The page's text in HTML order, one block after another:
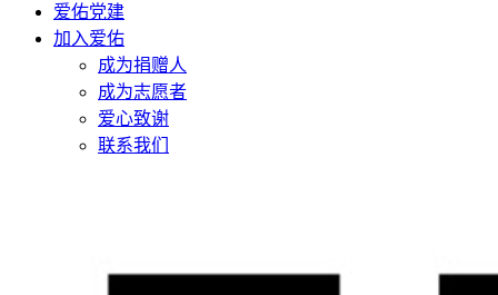
爱佑党建
加入爱佑
成为捐赠人
成为志愿者
爱心致谢
联系我们